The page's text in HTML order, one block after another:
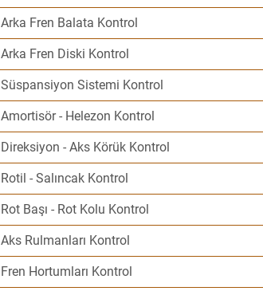
Arka Fren Balata Kontrol
Arka Fren Diski Kontrol
Süspansiyon Sistemi Kontrol
Amortisör - Helezon Kontrol
Direksiyon - Aks Körük Kontrol
Rotil - Salıncak Kontrol
Rot Başı - Rot Kolu Kontrol
Aks Rulmanları Kontrol
Fren Hortumları Kontrol